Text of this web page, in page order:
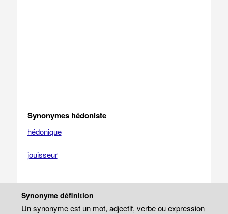
Synonymes hédoniste
hédonique
jouisseur
Synonyme définition
Un synonyme est un mot, adjectif, verbe ou expression